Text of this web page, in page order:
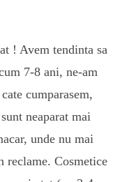
! Avem tendinta sa
7-8 ani, ne-am
cumparasem,
neaparat mai
unde nu mai
reclame. Cosmetice